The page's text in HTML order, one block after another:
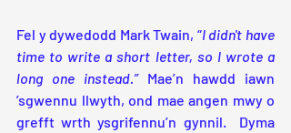
Fel y dywedodd Mark Twain, “I didn't have
time to write a short letter, so I wrote a
long one instead.” Mae’n hawdd iawn
’sgwennu llwyth, ond mae angen mwy o
grefft wrth ysgrifennu’n gynnil.  Dyma